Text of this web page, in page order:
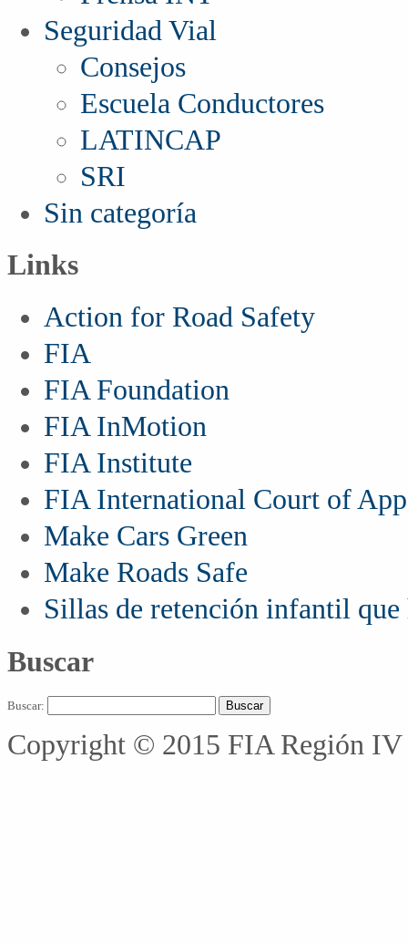
Seguridad Vial
Consejos
Escuela Conductores
LATINCAP
SRI
Sin categoría
Links
Action for Road Safety
FIA
FIA Foundation
FIA InMotion
FIA Institute
FIA International Court of
Make Cars Green
Make Roads Safe
Sillas de retención infantil que
Buscar
Buscar:
Copyright © 2015 FIA Región